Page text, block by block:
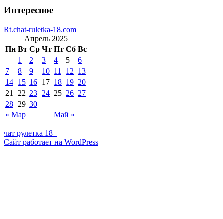
Интересное
Rt.chat-ruletka-18.com
Апрель 2025
Пн Вт Ср Чт Пт Сб Вс
« Мар Май »
1 2 3 4 5
6
7
8 9 10 11 12 13
14 15 16 17 18 19 20
21
22 23 24 25 26 27
28 29 30
чат рулетка 18+
Сайт работает на WordPress